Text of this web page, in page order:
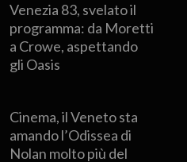
Venezia 83, svelato il
programma: da Moretti
a Crowe, aspettando
gli Oasis
Cinema, il Veneto sta
amando l’Odissea di
Nolan molto più del